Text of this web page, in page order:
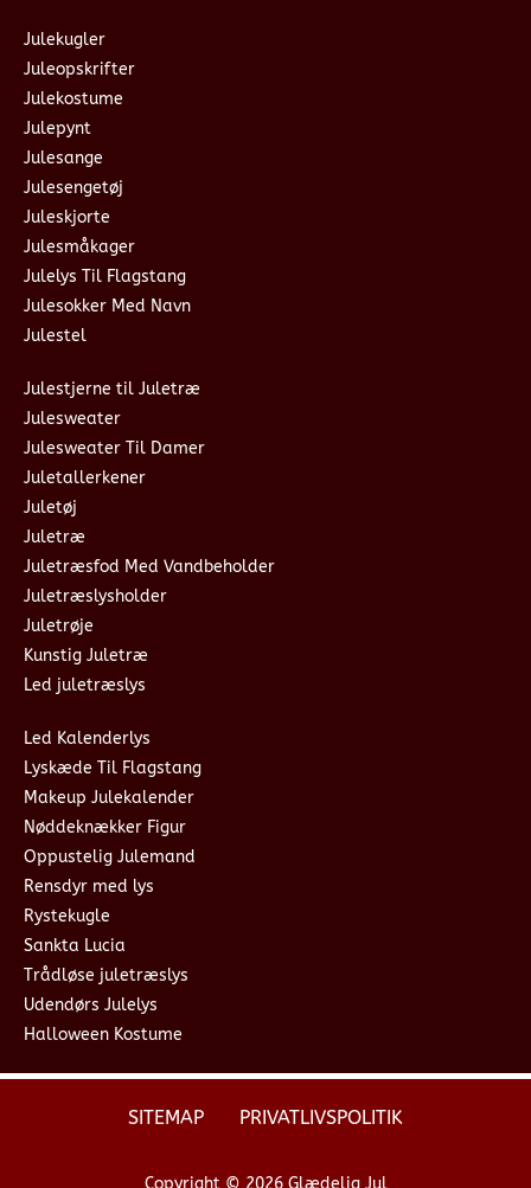
Julekugler
Juleopskrifter
Julekostume
Julepynt
Julesange
Julesengetøj
Juleskjorte
Julesmåkager
Julelys Til Flagstang
Julesokker Med Navn
Julestel
Julestjerne til Juletræ
Julesweater
Julesweater Til Damer
Juletallerkener
Juletøj
Juletræ
Juletræsfod Med Vandbeholder
Juletræslysholder
Juletrøje
Kunstig Juletræ
Led juletræslys
Led Kalenderlys
Lyskæde Til Flagstang
Makeup Julekalender
Nøddeknækker Figur
Oppustelig Julemand
Rensdyr med lys
Rystekugle
Sankta Lucia
Trådløse juletræslys
Udendørs Julelys
Halloween Kostume
SITEMAP PRIVATLIVSPOLITIK
Copyright © 2026 Glædelig Jul